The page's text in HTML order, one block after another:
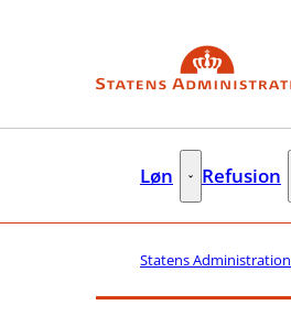
Løn Løn - Flere links
Refusion
Statens Administration